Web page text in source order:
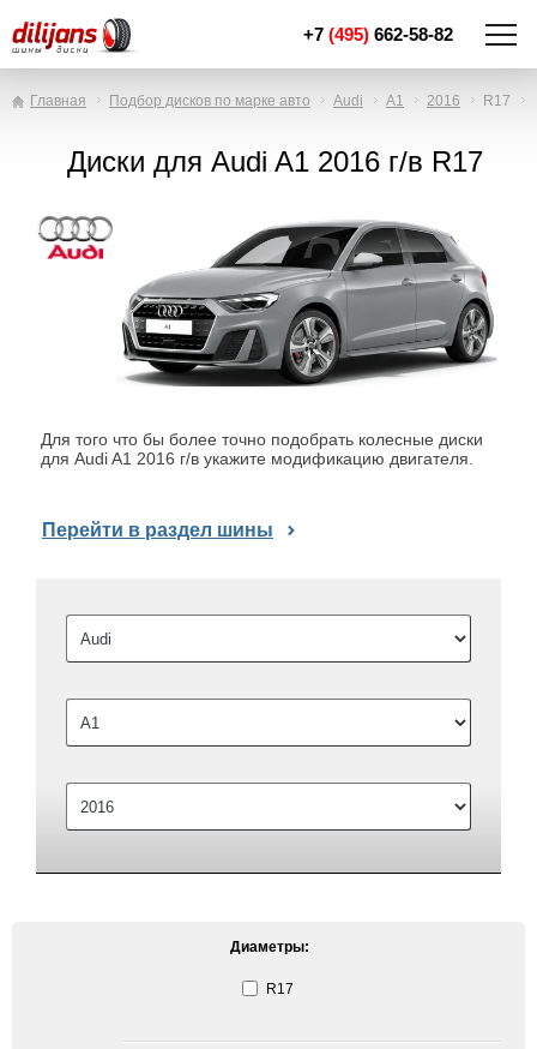
+7 (495) 662-58-82
Главная Подбор дисков по марке авто Audi A1 2016 R17
Диски для Audi A1 2016 г/в R17
Для того что бы более точно подобрать колесные диски
для Audi A1 2016 г/в укажите модификацию двигателя.
Перейти в раздел шины
Диаметры:
R17